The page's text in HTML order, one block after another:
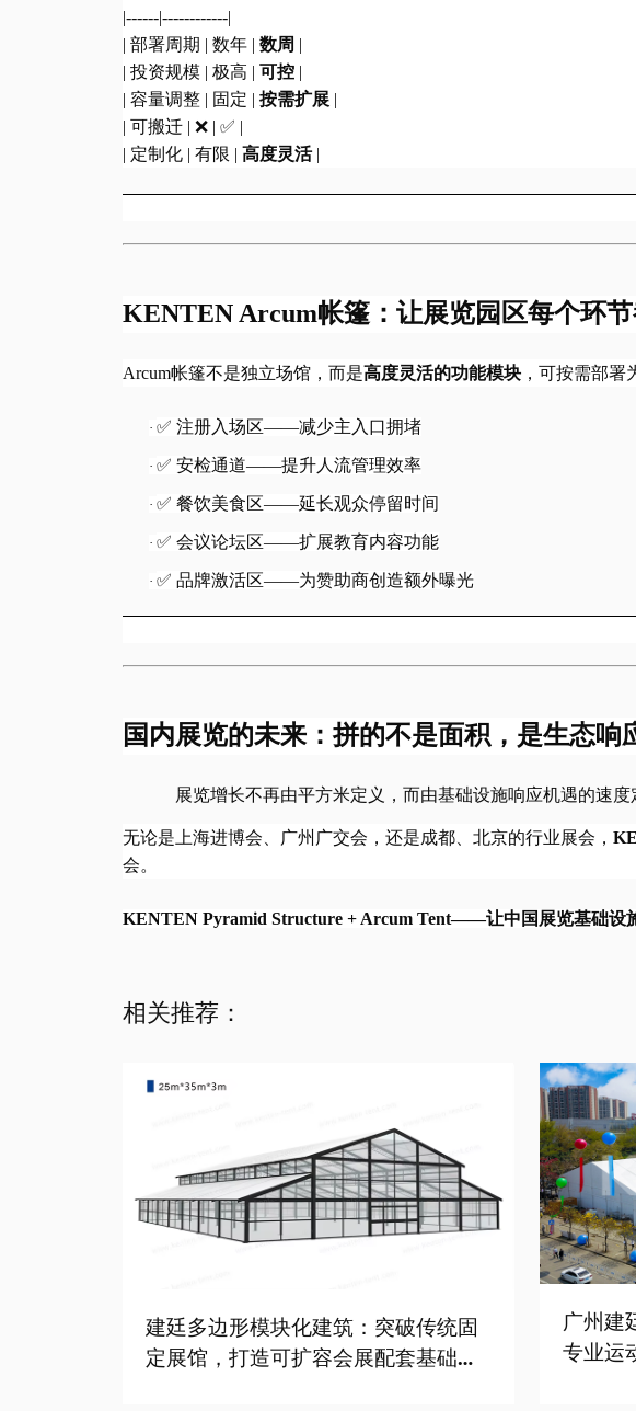
|------|------------|
| 部署周期 | 数年 | 数周 |
| 投资规模 | 极高 | 可控|
| 容量调整 | 固定 | 按需扩展|
| 可搬迁 | ❌ | ✅ |
| 定制化 | 有限 | 高度灵活|
KENTEN Arcum帐篷：让展览园区每个环
Arcum帐篷不是独立场馆，而是高度灵活的功能模块，可按需部署
· ✅ 注册入场区——减少主入口拥堵
· ✅ 安检通道——提升人流管理效率
· ✅ 餐饮美食区——延长观众停留时间
· ✅ 会议论坛区——扩展教育内容功能
· ✅ 品牌激活区——为赞助商创造额外曝光
国内展览的未来：拼的不是面积，是生态响
展览增长不再由平方米定义，而由基础设施响应机遇的速度
无论是上海进博会、广州广交会，还是成都、北京的行业展会，
会。
KENTEN Pyramid Structure + Arcum Tent——让中国展览基础设
相关推荐：
建廷多边形模块化建筑：突破传统固
定展馆，打造可扩容会展配套基础设
广州建
专业运